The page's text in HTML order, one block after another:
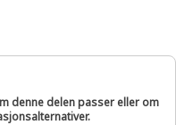
denne delen passer eller om